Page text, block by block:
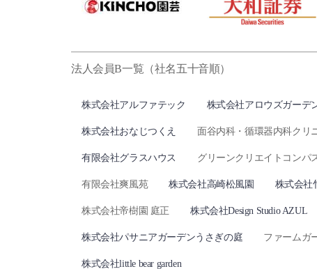
法人会員B一覧（社名五十音順）
株式会社アルファテック 株式会社アロウズガーデ
株式会社おなじつくえ 面谷内科・循環器内科クリ
有限会社グラスハウス グリーンクリエイトコンパ
有限会社爽風苑 株式会社高崎松風園 株式会社
株式会社帝樹園 庭正 株式会社Design Studio AZUL
株式会社パサニアガーデンうさぎの庭 ファームガ
株式会社little bear garden